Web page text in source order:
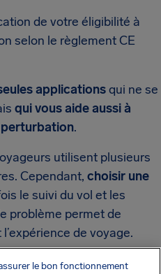
de votre éligibilité à
selon le règlement CE
applicationsqui ne se
qui vous aide aussi à
perturbation.
utilisent plusieurs
Cependant, choisir une
le suivi du vol et les
problème permet de
de voyage.
le bon fonctionnement